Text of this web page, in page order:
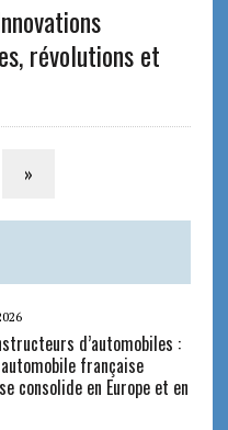
révolutions et
»
d’automobiles :
française
consolide en Europe et en